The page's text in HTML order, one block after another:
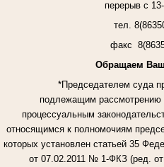
перерыв с
тел.
факс
Обращаем
*Председателем суда
подлежащим рассмотрению
процессуальным
относящимся к полномочиям
которых установлен статьей 35
от 07.02.2011 № 1-ФКЗ (ред.